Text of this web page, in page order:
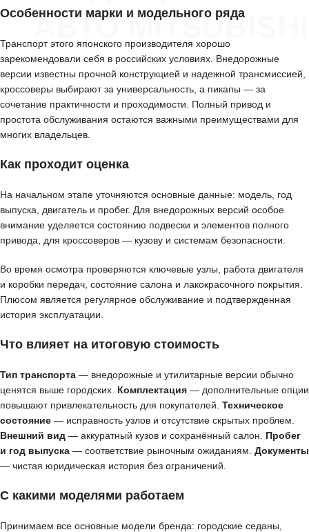
АВТО MITSUBISHI
Особенности марки и модельного ряда
Транспорт этого японского производителя хорошо
зарекомендовали себя в российских условиях. Внедорожные
версии известны прочной конструкцией и надежной трансмиссией,
кроссоверы выбирают за универсальность, а пикапы — за
сочетание практичности и проходимости. Полный привод и
простота обслуживания остаются важными преимуществами для
многих владельцев.
Как проходит оценка
На начальном этапе уточняются основные данные: модель, год
выпуска, двигатель и пробег. Для внедорожных версий особое
внимание уделяется состоянию подвески и элементов полного
привода, для кроссоверов — кузову и системам безопасности.
Во время осмотра проверяются ключевые узлы, работа двигателя
и коробки передач, состояние салона и лакокрасочного покрытия.
Плюсом является регулярное обслуживание и подтвержденная
история эксплуатации.
Что влияет на итоговую стоимость
Тип транспорта — внедорожные и утилитарные версии обычно
ценятся выше городских. Комплектация — дополнительные опции
повышают привлекательность для покупателей. Техническое
состояние — исправность узлов и отсутствие скрытых проблем.
Внешний вид — аккуратный кузов и сохранённый салон. Пробег
и год выпуска — соответствие рыночным ожиданиям. Документы
— чистая юридическая история без ограничений.
С какими моделями работаем
Принимаем все основные модели бренда: городские седаны,